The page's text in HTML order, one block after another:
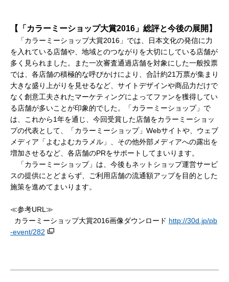
【「カラーミーショップ大賞2016」総評と今後の展開】
「カラーミーショップ大賞2016」では、日本文化の発信に力
を入れている店舗や、地域とのつながりを大切にしている店舗が
多く見られました。また一次審査通過店舗を対象にした一般投票
では、各店舗の積極的な呼びかけにより、合計約21万票が集まり
大きな盛り上がりを見せるなど、サイトデザインや商品力だけで
なく創意工夫されたマーケティングによってファンを獲得してい
る店舗が多いことが印象的でした。「カラーミーショップ」で
は、これから1年を通じ、今回受賞した店舗をカラーミーショッ
プの代表として、「カラーミーショップ」Webサイトや、ウェブ
メディア「よむよむカラメル」、その他外部メディアへの露出を
増加させるなど、各店舗のPRをサポートしてまいります。
「カラーミーショップ」は、今後もネットショップ運営サービ
スの提供にとどまらず、ご利用店舗の流通額アップを目的とした
施策を進めてまいります。
≪参考URL≫
カラーミーショップ大賞2016画像ダウンロード http://30d.jp/pb
-event/282